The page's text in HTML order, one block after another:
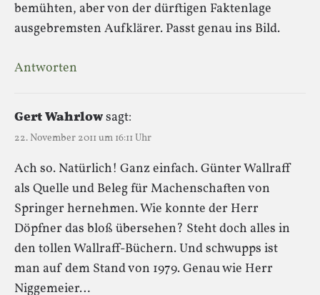
bemühten, aber von der dürftigen Faktenlage
ausgebremsten Aufklärer. Passt genau ins Bild.
Antworten
Gert Wahrlowsagt:
22. November 2011 um 16:11 Uhr
Ach so. Natürlich! Ganz einfach. Günter Wallraff
als Quelle und Beleg für Machenschaften von
Springer hernehmen. Wie konnte der Herr
Döpfner das bloß übersehen? Steht doch alles in
den tollen Wallraff-Büchern. Und schwupps ist
man auf dem Stand von 1979. Genau wie Herr
Niggemeier…